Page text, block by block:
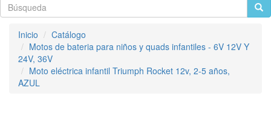
Inicio
Catálogo
Motos de bateria para niños y quads infantiles - 6V 12V Y
24V, 36V
Moto eléctrica infantil Triumph Rocket 12v, 2-5 años,
AZUL